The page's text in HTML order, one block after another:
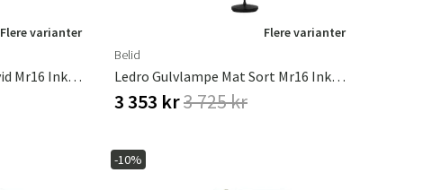
Flere varianter
Ledro Gulvlampe Mat Hvid Mr16 Inkl. Lyskilde
Flere varianter
Belid
Ledro Gulvlampe Mat Sort Mr16 Inkl. Lyskilde
3 353 kr3 725 kr
-10%